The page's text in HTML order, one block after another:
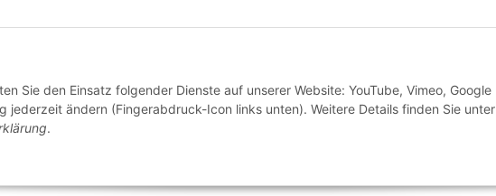
Sie den Einsatz folgender Dienste auf unserer Website: YouTube, Vimeo, Google
jederzeit ändern (Fingerabdruck-Icon links unten). Weitere Details finden Sie unter
.
VERTRAG WIDERRUFEN